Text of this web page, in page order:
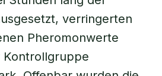
verringerten
Pheromonwerte